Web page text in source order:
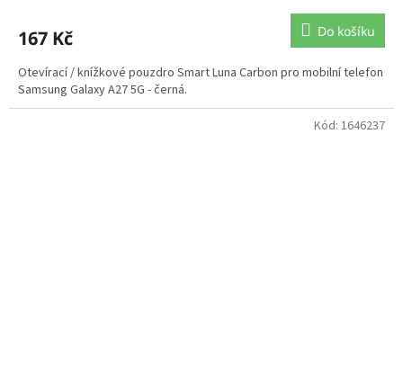
167 Kč Do košíku
Otevírací / knížkové pouzdro Smart Luna Carbon pro mobilní telefon
Samsung Galaxy A27 5G - černá.
Kód: 1646237